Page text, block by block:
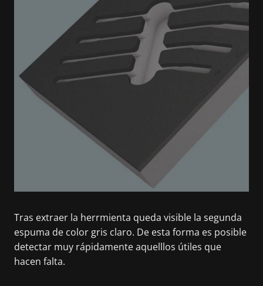
Tras extraer la herrmienta queda visible la segunda
espuma de color gris claro. De esta forma es posible
detectar muy rápidamente aquelllos útiles que
hacen falta.